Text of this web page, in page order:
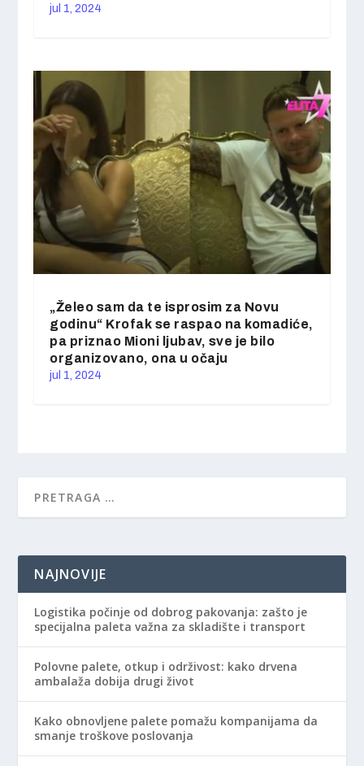
jul 1, 2024
„Želeo sam da te isprosim za Novu
godinu“ Krofak se raspao na komadiće,
pa priznao Mioni ljubav, sve je bilo
organizovano, ona u očaju
jul 1, 2024
NAJNOVIJE
Logistika počinje od dobrog pakovanja: zašto je
specijalna paleta važna za skladište i transport
Polovne palete, otkup i održivost: kako drvena
ambalaža dobija drugi život
Kako obnovljene palete pomažu kompanijama da
smanje troškove poslovanja